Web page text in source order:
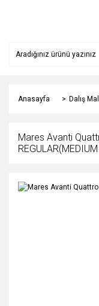
Anasayfa Dalış
Mares Avanti